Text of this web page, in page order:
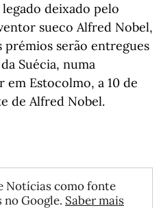
deixado pelo
sueco Alfred Nobel,
prémios serão entregues
Suécia, numa
Estocolmo, a 10 de
de Alfred Nobel.
Notícias como fonte
Google. Saber mais